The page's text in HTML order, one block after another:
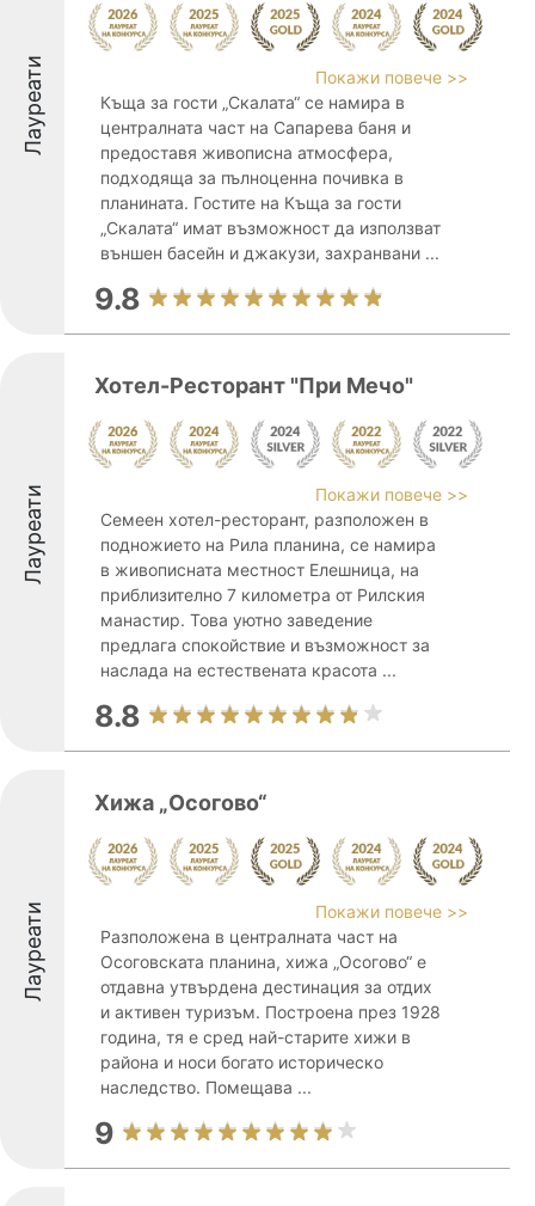
Лауреати
Покажи повече >>
Къща за гости „Скалата“ се намира в
централната част на Сапарева баня и
предоставя живописна атмосфера,
подходяща за пълноценна почивка в
планината. Гостите на Къща за гости
„Скалата“ имат възможност да използват
външен басейн и джакузи, захранвани ...
9.8
Лауреати
Хотел-Ресторант "При Мечо"
Покажи повече >>
Семеен хотел-ресторант, разположен в
подножието на Рила планина, се намира
в живописната местност Елешница, на
приблизително 7 километра от Рилския
манастир. Това уютно заведение
предлага спокойствие и възможност за
наслада на естествената красота ...
8.8
Лауреати
Хижа „Осогово“
Покажи повече >>
Разположена в централната част на
Осоговската планина, хижа „Осогово“ е
отдавна утвърдена дестинация за отдих
и активен туризъм. Построена през 1928
година, тя е сред най-старите хижи в
района и носи богато историческо
наследство. Помещава ...
9